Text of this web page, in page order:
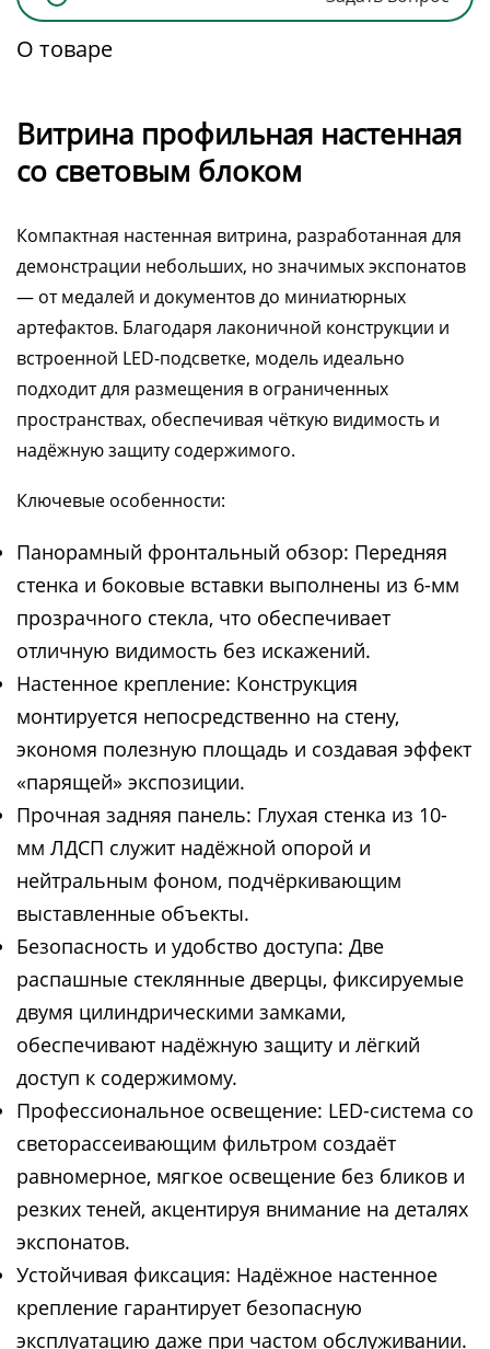
О товаре
Витрина профильная настенная
со световым блоком
Компактная настенная витрина, разработанная для
демонстрации небольших, но значимых экспонатов
— от медалей и документов до миниатюрных
артефактов. Благодаря лаконичной конструкции и
встроенной LED-подсветке, модель идеально
подходит для размещения в ограниченных
пространствах, обеспечивая чёткую видимость и
надёжную защиту содержимого.
Ключевые особенности:
Панорамный фронтальный обзор: Передняя
стенка и боковые вставки выполнены из 6-мм
прозрачного стекла, что обеспечивает
отличную видимость без искажений.
Настенное крепление: Конструкция
монтируется непосредственно на стену,
экономя полезную площадь и создавая эффект
«парящей» экспозиции.
Прочная задняя панель: Глухая стенка из 10-
мм ЛДСП служит надёжной опорой и
нейтральным фоном, подчёркивающим
выставленные объекты.
Безопасность и удобство доступа: Две
распашные стеклянные дверцы, фиксируемые
двумя цилиндрическими замками,
обеспечивают надёжную защиту и лёгкий
доступ к содержимому.
Профессиональное освещение: LED-система со
светорассеивающим фильтром создаёт
равномерное, мягкое освещение без бликов и
резких теней, акцентируя внимание на деталях
экспонатов.
Устойчивая фиксация: Надёжное настенное
крепление гарантирует безопасную
эксплуатацию даже при частом обслуживании.